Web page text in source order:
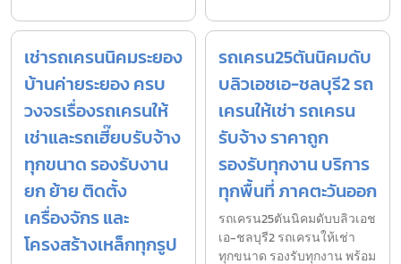
เช่ารถเครนนิคมระยอง
บ้านค่ายระยอง ครบ
วงจรเรื่องรถเครนให้
เช่าและรถเฮี๊ยบรับจ้าง
ทุกขนาด รองรับงาน
ยก ย้าย ติดตั้ง
เครื่องจักร และ
โครงสร้างเหล็กทุกรูป
รถเครน25ตันนิคมดับ
บลิวเอชเอ-ชลบุรี2 รถ
เครนให้เช่า รถเครน
รับจ้าง ราคาถูก
รองรับทุกงาน บริการ
ทุกพื้นที่ ภาคตะวันออก
รถเครน25ตันนิคมดับบลิวเอช
เอ-ชลบุรี2 รถเครนให้เช่า
ทุกขนาด รองรับทุกงาน พร้อม